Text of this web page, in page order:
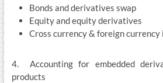
Bonds and derivatives swap
Equity and equity derivatives
Cross currency & foreign
4. Accounting for embedded
products